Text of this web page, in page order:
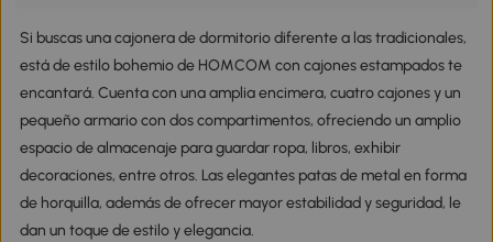
Si buscas una cajonera de dormitorio diferente a las tradicionales,
está de estilo bohemio de HOMCOM con cajones estampados te
encantará. Cuenta con una amplia encimera, cuatro cajones y un
pequeño armario con dos compartimentos, ofreciendo un amplio
espacio de almacenaje para guardar ropa, libros, exhibir
decoraciones, entre otros. Las elegantes patas de metal en forma
de horquilla, además de ofrecer mayor estabilidad y seguridad, le
dan un toque de estilo y elegancia.